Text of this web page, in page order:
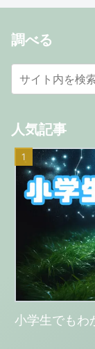
調べる
人気記事
小学生でもわ